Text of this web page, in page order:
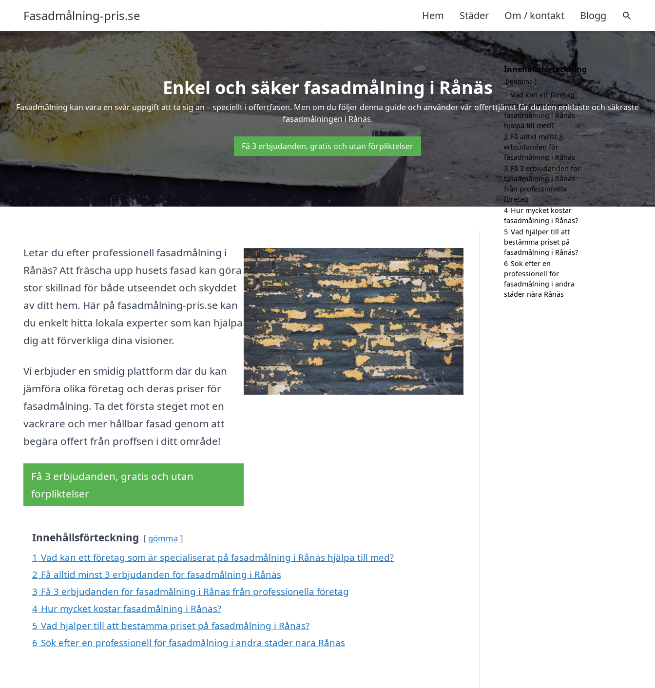
Fasadmålning-pris.se Hem Städer Om / kontakt Blogg
Enkel och säker fasadmålning i Rånäs
Fasadmålning kan vara en svår uppgift att ta sig an – speciellt i offertfasen. Men om du följer denna guide och använder vår offerttjänst får du den enklaste och säkraste
fasadmålningen i Rånäs.
Få 3 erbjudanden, gratis och utan förpliktelser
Letar du efter professionell fasadmålning i
Rånäs? Att fräscha upp husets fasad kan göra
stor skillnad för både utseendet och skyddet
av ditt hem. Här på fasadmålning-pris.se kan
du enkelt hitta lokala experter som kan hjälpa
dig att förverkliga dina visioner.
Vi erbjuder en smidig plattform där du kan
jämföra olika företag och deras priser för
fasadmålning. Ta det första steget mot en
vackrare och mer hållbar fasad genom att
begära offert från proffsen i ditt område!
Få 3 erbjudanden, gratis och utan
förpliktelser
Innehållsförteckning gömma
1 Vad kan ett företag som är specialiserat på fasadmålning i Rånäs hjälpa till med?
2 Få alltid minst 3 erbjudanden för fasadmålning i Rånäs
3 Få 3 erbjudanden för fasadmålning i Rånäs från professionella företag
4 Hur mycket kostar fasadmålning i Rånäs?
5 Vad hjälper till att bestämma priset på fasadmålning i Rånäs?
6 Sök efter en professionell för fasadmålning i andra städer nära Rånäs
Innehållsförteckning
gömma
1 Vad kan ett företag
som är specialiserat på
fasadmålning i Rånäs
hjälpa till med?
2 Få alltid minst 3
erbjudanden för
fasadmålning i Rånäs
3 Få 3 erbjudanden för
fasadmålning i Rånäs
från professionella
företag
4 Hur mycket kostar
fasadmålning i Rånäs?
5 Vad hjälper till att
bestämma priset på
fasadmålning i Rånäs?
6 Sök efter en
professionell för
fasadmålning i andra
städer nära Rånäs